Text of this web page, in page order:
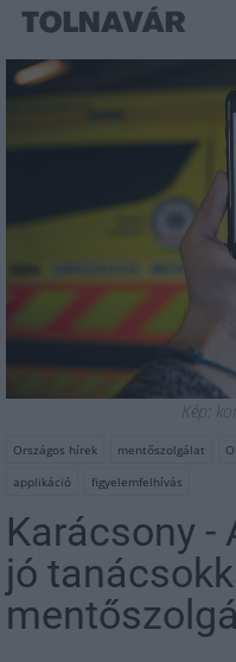
Kép:
Országos hírek mentőszolgálat
applikáció
figyelemfelhívás
Karácsony -
jó